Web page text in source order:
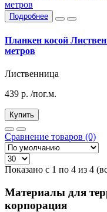
Подробнее
Планкен косой
метров
Лиственница
439 р. /пог.м.
Купить
Сравнение товаров (0)
Показано с 1 по 4 из 4
Материалы для
корпорация